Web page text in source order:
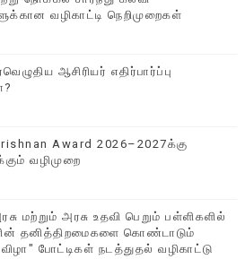
வழிகாட்டி நெறிமுறைகள்
ஆசிரியர் எதிர்பார்ப்பு
Award 2026–2027க்கு
வழிமுறை
மற்றும் அரசு உதவி பெறும் பள்ளிகளில்
தனித்திறமைகளை கொண்டாடும்
போட்டிகள் நடத்துதல் வழிகாட்டு